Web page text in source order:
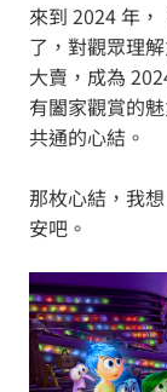
來到 2024 年
了，對觀眾理
大賣，成為
有闔家觀賞的
共通的心結。
那枚心結，我
安吧。